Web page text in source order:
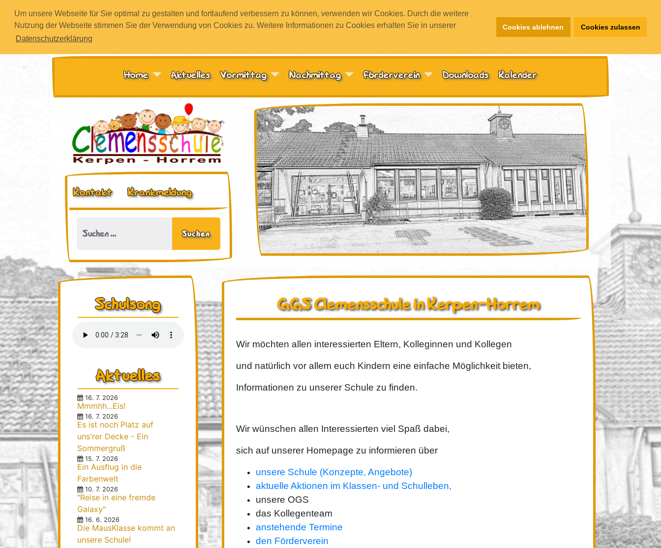
Um unsere Webseite für Sie optimal zu gestalten und fortlaufend verbessern zu können, verwenden wir Cookies. Durch die weitere
Nutzung der Webseite stimmen Sie der Verwendung von Cookies zu. Weitere Informationen zu Cookies erhalten Sie in unserer
Datenschutzerklärung
Cookies ablehnen Cookies zulassen
Das sind wir
Vormittag
Team
Schulleitung
Kollegium
Sozialpädagogin
Schulsozialarbeiterin
Sekretariat
Hausmeister
Multiprofessionelles Team
Klassen
Eltern
Elternmitwirkung
Nachmittag
Allgemeines
Team und Gruppen
Unser Träger
Mittagessen
Hausaufgaben
Kontakt
Förderverein
Herzlich Willkommen
Beitrittserklärung
Satzung
Anschaffungen
Home Aktuelles Vormittag Nachmittag Förderverein Downloads Kalender
Kontakt Krankmeldung
Suchen
Schulsong
Aktuelles
16. 7. 2026
Mmmhh...Eis!
16. 7. 2026
Es ist noch Platz auf
uns'rer Decke - Ein
Sommergruß
15. 7. 2026
Ein Ausflug in die
Farbenwelt
10. 7. 2026
"Reise in eine fremde
Galaxy"
16. 6. 2026
Die MausKlasse kommt an
unsere Schule!
GGS Clemensschule in Kerpen-Horrem
Wir möchten allen interessierten Eltern, Kolleginnen und Kollegen
und natürlich vor allem euch Kindern eine einfache Möglichkeit bieten,
Informationen zu unserer Schule zu finden.
Wir wünschen allen Interessierten viel Spaß dabei,
sich auf unserer Homepage zu informieren über
unsere Schule (Konzepte, Angebote)
aktuelle Aktionen im Klassen- und Schulleben,
unsere OGS
das Kollegenteam
anstehende Termine
den Förderverein